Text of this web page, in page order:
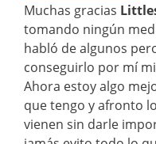
Muchas gracias
tomando ningún
habló de algunos
conseguirlo por mí
Ahora estoy algo
que tengo y afronto
vienen sin darle